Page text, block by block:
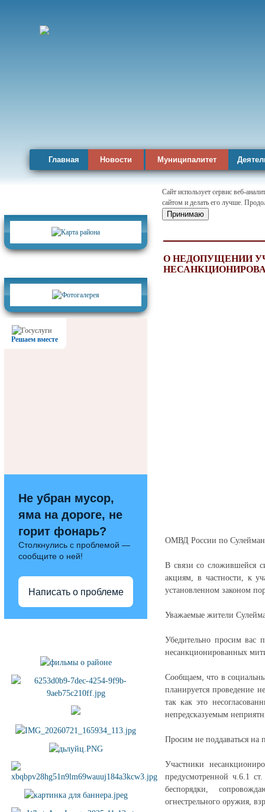
Главная Новости Муниципалитет
Решаем вместе
Не убран мусор,
яма на дороге, не
горит фонарь?
Столкнулись с проблемой —
сообщите о ней!
Написать о проблеме
Сайт использует сервис веб-
сайтом и делать его лучше.
Принимаю
О НЕДОПУЩЕНИИ
ОМВД России по
В связи со сложившейся
акциям, в частности, к
установленном законом
Уважаемые жители
Убедительно просим вас
несанкционированных
Сообщаем, что в
планируется проведение
так как это
непредсказуемым
Просим не поддаваться на
Участники
предусмотренной ч.6.1
беспорядки,
огнестрельного оружия,